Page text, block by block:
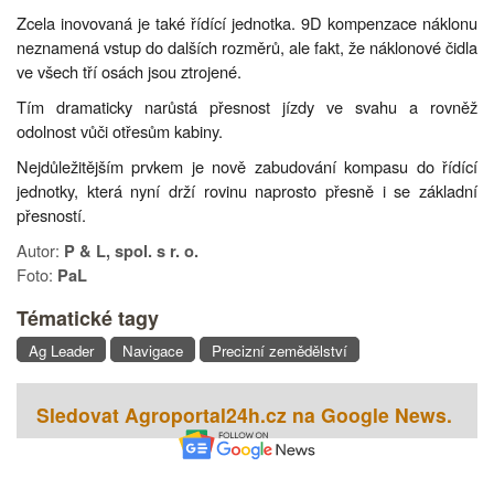
Zcela inovovaná je také řídící jednotka. 9D kompenzace náklonu
neznamená vstup do dalších rozměrů, ale fakt, že náklonové čidla
ve všech tří osách jsou ztrojené.
Tím dramaticky narůstá přesnost jízdy ve svahu a rovněž
odolnost vůči otřesům kabiny.
Nejdůležitějším prvkem je nově zabudování kompasu do řídící
jednotky, která nyní drží rovinu naprosto přesně i se základní
přesností.
Autor: P & L, spol. s r. o.
Foto: PaL
Tématické tagy
Ag Leader Navigace Precizní zemědělství
Sledovat Agroportal24h.cz na Google News.